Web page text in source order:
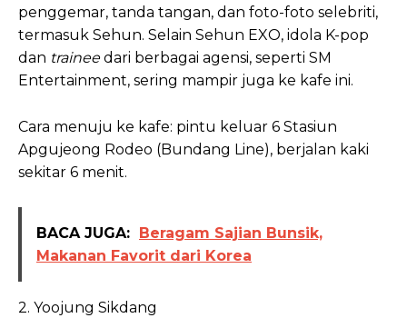
penggemar, tanda tangan, dan foto-foto selebriti,
termasuk Sehun. Selain Sehun EXO, idola K-pop
dan traineedari berbagai agensi, seperti SM
Entertainment, sering mampir juga ke kafe ini.
Cara menuju ke kafe: pintu keluar 6 Stasiun
Apgujeong Rodeo (Bundang Line), berjalan kaki
sekitar 6 menit.
BACA JUGA:
Beragam Sajian Bunsik,
Makanan Favorit dari Korea
2. Yoojung Sikdang